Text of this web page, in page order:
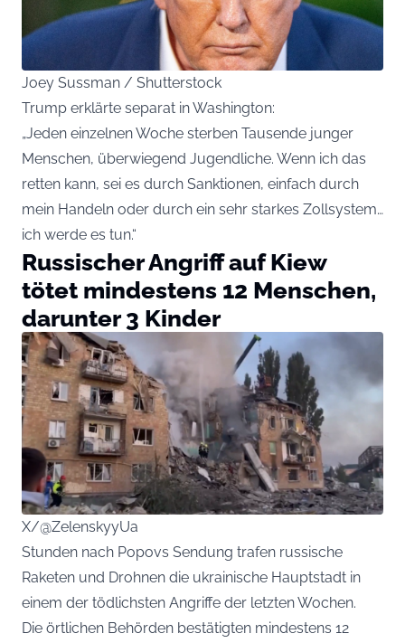
Joey Sussman / Shutterstock
Trump erklärte separat in Washington:
„Jeden einzelnen Woche sterben Tausende junger
Menschen, überwiegend Jugendliche. Wenn ich das
retten kann, sei es durch Sanktionen, einfach durch
mein Handeln oder durch ein sehr starkes Zollsystem…
ich werde es tun.“
Russischer Angriff auf Kiew
tötet mindestens 12 Menschen,
darunter 3 Kinder
X/@ZelenskyyUa
Stunden nach Popovs Sendung trafen russische
Raketen und Drohnen die ukrainische Hauptstadt in
einem der tödlichsten Angriffe der letzten Wochen.
Die örtlichen Behörden bestätigten mindestens 12